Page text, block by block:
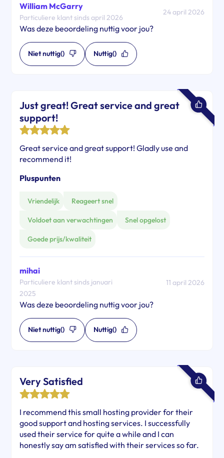
William McGarry
Particuliere klant sinds april 2026
24 april 2026
Was deze beoordeling nuttig voor jou?
Niet nuttig() Nuttig()
Just great! Great service and great
support!
Great service and great support! Gladly use and
recommend it!
Pluspunten
Vriendelijk Reageert snel
Voldoet aan verwachtingen Snel opgelost
Goede prijs/kwaliteit
mihai
Particuliere klant sinds januari
2025
11 april 2026
Was deze beoordeling nuttig voor jou?
Niet nuttig() Nuttig()
Very Satisfied
I recommend this small hosting provider for their
good support and hosting services. I successfully
used their service for quite a while and I can
honestly say am satisfied with their services so far.